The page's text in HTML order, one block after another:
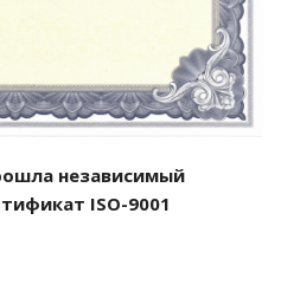
независимый
ISO-9001